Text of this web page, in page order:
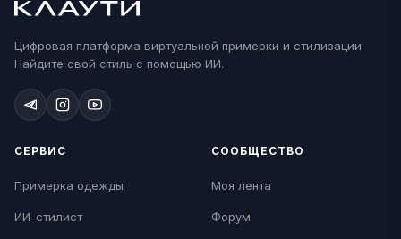
Цифровая платформа виртуальной примерки и стилизации.
Найдите свой стиль с помощью ИИ.
СЕРВИС
Примерка одежды
ИИ-стилист
СООБЩЕСТВО
Моя лента
Форум